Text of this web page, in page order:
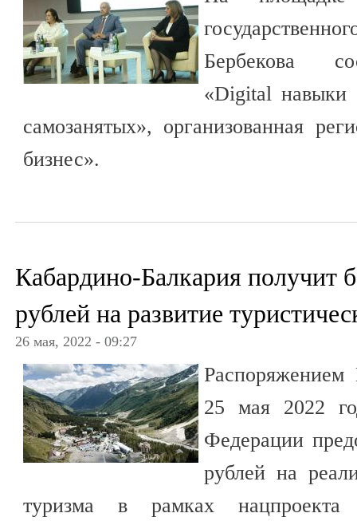
Бербекова
«Digital навыки
самозанятых», организованная
бизнес».
Кабардино-Балкария получит
рублей на развитие
26 мая, 2022 - 09:27
Распоряжением
25 мая 2022
Федерации
рублей на
туризма в рамках